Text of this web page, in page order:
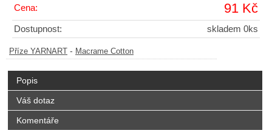
Cena: 91 Kč
Dostupnost: skladem 0ks
Příze YARNART - Macrame Cotton
Popis
Váš dotaz
Komentáře